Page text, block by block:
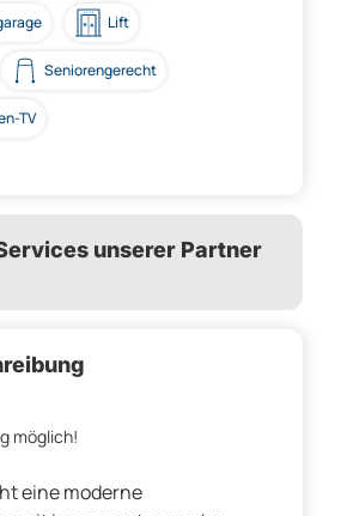
Lift
Seniorengerecht
TV
unserer Partner
möglich!
eine moderne